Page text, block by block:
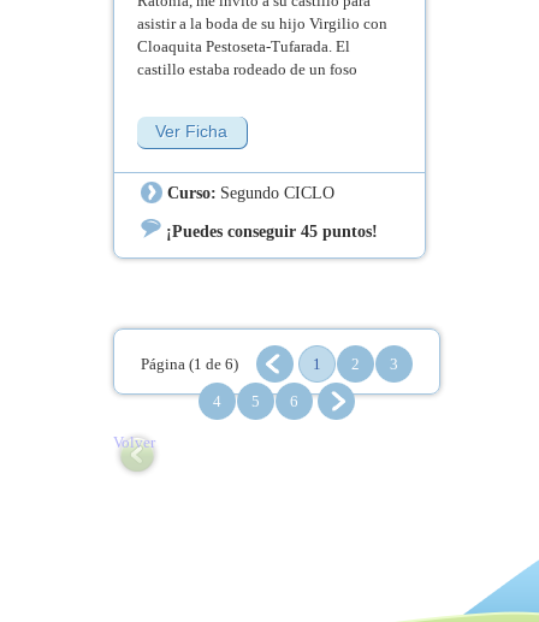
asistir a la boda de su hijo Virgilio con
Cloaquita Pestoseta-Tufarada. El
castillo estaba rodeado de un foso
clase de lugar era aquel...?
Ver Ficha
Curso: Segundo CICLO
¡Puedes conseguir 45 puntos!
Página (1 de 6) 1 2 3
4 5 6
Volver